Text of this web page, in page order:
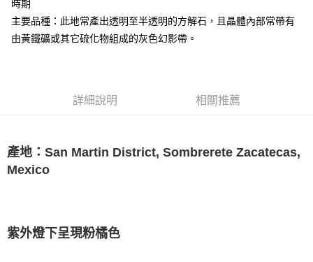
賣家宅配幫您送（台灣）
每筆NT$80，滿NT$3,000(含以上)免運費
免運費
時期
主要品種：此地常產出透明至半透明的方解石，且晶體內部常帶有
由黃鐵礦或其它硫化物組成的灰色幻影帶。
詳細說明 相關推薦
產地：San Martin District, Sombrerete Zacatecas,
Mexico
紫外燈下呈現粉橘色